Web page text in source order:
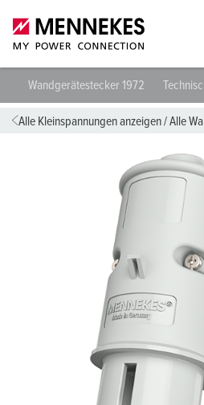
Wandgerätestecker 1972
Alle Kleinspannungen anzeigen/Alle